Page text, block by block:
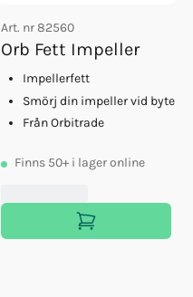
Art. nr82560
Orb Fett Impeller
Impellerfett
Smörj din impeller vid byte
Från Orbitrade
Finns 50+ i lager online